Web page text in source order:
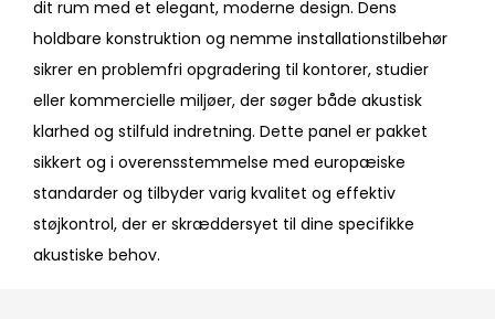
dit rum med et elegant, moderne design. Dens
holdbare konstruktion og nemme installationstilbehør
sikrer en problemfri opgradering til kontorer, studier
eller kommercielle miljøer, der søger både akustisk
klarhed og stilfuld indretning. Dette panel er pakket
sikkert og i overensstemmelse med europæiske
standarder og tilbyder varig kvalitet og effektiv
støjkontrol, der er skræddersyet til dine specifikke
akustiske behov.